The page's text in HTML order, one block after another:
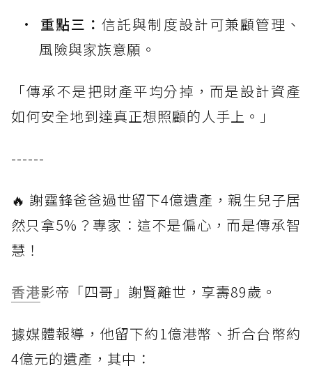
重點三：信託與制度設計可兼顧管理、
風險與家族意願。
「傳承不是把財產平均分掉，而是設計資產
如何安全地到達真正想照顧的人手上。」
------
🔥 謝霆鋒爸爸過世留下4億遺產，親生兒子居
然只拿5%？專家：這不是偏心，而是傳承智
慧！
香港影帝「四哥」謝賢離世，享壽89歲。
據媒體報導，他留下約1億港幣、折合台幣約
4億元的遺產，其中：